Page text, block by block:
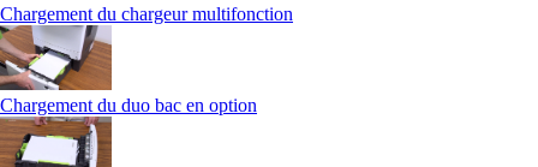
Chargement du chargeur multifonction
Chargement du duo bac en option